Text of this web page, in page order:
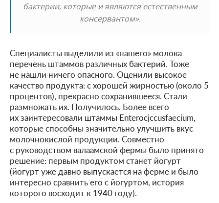
бактерии, которые и являются естественным
консервантом».
Специалисты выделили из «нашего» молока
перечень штаммов различных бактерий. Тоже
не нашли ничего опасного. Оценили высокое
качество продукта: с хорошей жирностью (около 5
процентов), прекрасно сохранившееся. Стали
размножать их. Получилось. Более всего
их заинтересовали штаммы Enterocjccusfaecium,
которые способны значительно улучшить вкус
молочнокислой продукции. Совместно
с руководством валаамской фермы было принято
решение: первым продуктом станет йогурт
(йогурт уже давно выпускается на ферме и было
интересно сравнить его с йогуртом, история
которого восходит к 1940 году).